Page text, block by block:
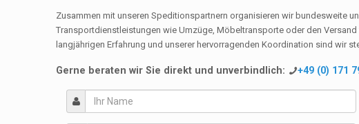
Zusammen mit unseren Speditionspartnern organisieren wir bundesweite
Transportdienstleistungen wie Umzüge, Möbeltransporte oder den
langjährigen Erfahrung und unserer hervorragenden Koordination sind wir
Gerne beraten wir Sie direkt und unverbindlich: +49 (0) 171